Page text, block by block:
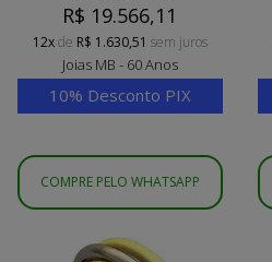
R$ 19.566,11
12xde R$ 1.630,51 sem juros
Joias MB - 60 Anos
10% Desconto PIX
COMPRE PELO WHATSAPP